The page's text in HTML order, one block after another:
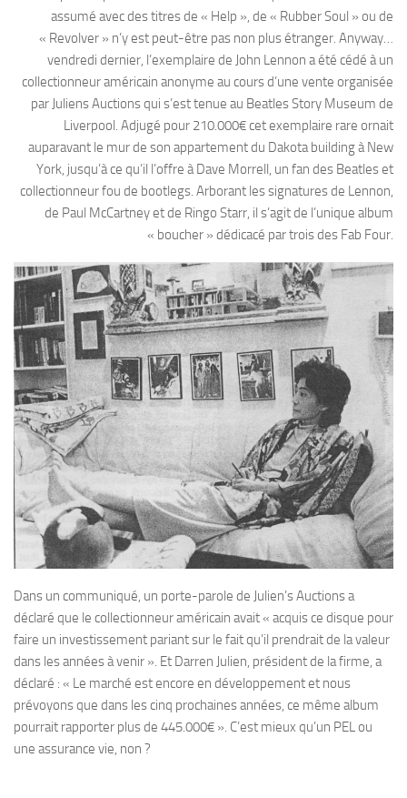
assumé avec des titres de « Help », de « Rubber Soul » ou de
« Revolver » n’y est peut-être pas non plus étranger. Anyway…
vendredi dernier, l’exemplaire de John Lennon a été cédé à un
collectionneur américain anonyme au cours d’une vente organisée
par Juliens Auctions qui s’est tenue au Beatles Story Museum de
Liverpool. Adjugé pour 210.000€ cet exemplaire rare ornait
auparavant le mur de son appartement du Dakota building à New
York, jusqu’à ce qu’il l’offre à Dave Morrell, un fan des Beatles et
collectionneur fou de bootlegs. Arborant les signatures de Lennon,
de Paul McCartney et de Ringo Starr, il s’agit de l’unique album
« boucher » dédicacé par trois des Fab Four.
Dans un communiqué, un porte-parole de Julien’s Auctions a
déclaré que le collectionneur américain avait « acquis ce disque pour
faire un investissement pariant sur le fait qu’il prendrait de la valeur
dans les années à venir ». Et Darren Julien, président de la firme, a
déclaré : « Le marché est encore en développement et nous
prévoyons que dans les cinq prochaines années, ce même album
pourrait rapporter plus de 445.000€ ». C’est mieux qu’un PEL ou
une assurance vie, non ?